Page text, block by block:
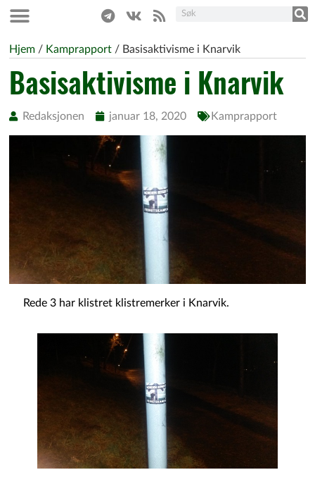
Hjem / Kamprapport / Basisaktivisme i Knarvik
Basisaktivisme i Knarvik
Redaksjonen januar 18, 2020 Kamprapport
Rede 3 har klistret klistremerker i Knarvik.